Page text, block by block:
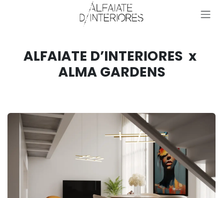
ALFAIATE D’INTERIORES x
ALMA GARDENS